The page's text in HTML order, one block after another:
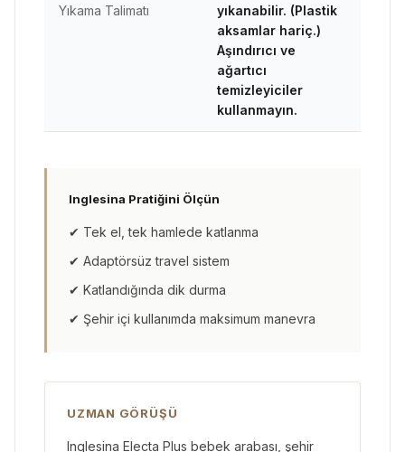
Yıkama Talimatı
yıkanabilir. (Plastik
aksamlar hariç.)
Aşındırıcı ve
ağartıcı
temizleyiciler
kullanmayın.
Inglesina Pratiğini Ölçün
✔ Tek el, tek hamlede katlanma
✔ Adaptörsüz travel sistem
✔ Katlandığında dik durma
✔ Şehir içi kullanımda maksimum manevra
UZMAN GÖRÜŞÜ
Inglesina Electa Plus bebek arabası, şehir